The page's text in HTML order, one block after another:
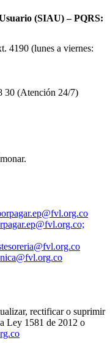
(SIAU) – PQRS:
4190 (lunes a viernes:
30 (Atención 24/7)
rectificar o suprimir
Ley 1581 de 2012 o